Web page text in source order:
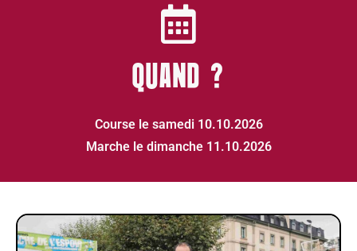
QUAND ?
Course le samedi 10.10.2026
Marche le dimanche 11.10.2026